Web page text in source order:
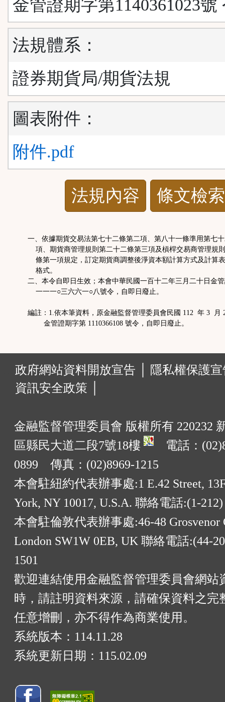
金管證期字第1140361023號
法規體系：
證券期貨局/期貨法規
圖表附件：
附件.pdf
法規內容 條文檢索
一、依據期貨交易法第七十二條第二項、第八十一條準用第七十
項、期貨商管理規則第二十二條第三項及槓桿交易商管理規則
條第一項規定，訂定期貨商調整後淨資本額計算方式及計算表
格式。
二、本令自即日生效；本會中華民國一百十二年三月二十日金管
一一一○三六六一○八號令，自即日廢止。
編註：1.依本筆資料，原金融監督管理委員會民國 112 年 3 月
金管證期字第 1110366108 號令，自即日廢止。
政府網站資料開放宣告 │
隱私權保護
資訊安全政策 │
金融監督管理委員會 版權所有 220232
區縣民大道二段7號18樓
電話：
0899 傳真：(02)8969-1215
本會駐紐約代表辦事處:1 E.42 Street,
York, NY 10017, U.S.A. 聯絡電話:(1-212)
本會駐倫敦代表辦事處:46-48 Grosvenor
London SW1W 0EB, UK 聯絡電話:(44-
1501
歡迎連結使用金融監督管理委員會網站
時，請註明資料來源，請確保資料之完
任意增刪，亦不得作為商業使用。
系統版本： 114.11.28
系統更新日期： 115.02.09